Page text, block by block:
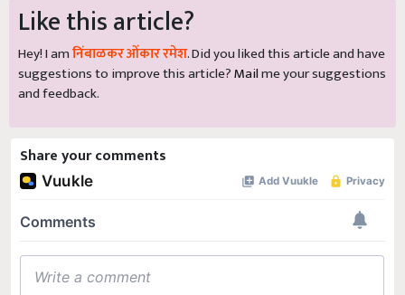
Like this article?
Hey! I amनिंबाळकर ओंकार रमेश. Did you liked this article and have
suggestions to improve this article?Mailme your suggestions
and feedback.
Share your comments